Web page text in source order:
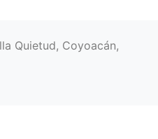
Quietud, Coyoacán,